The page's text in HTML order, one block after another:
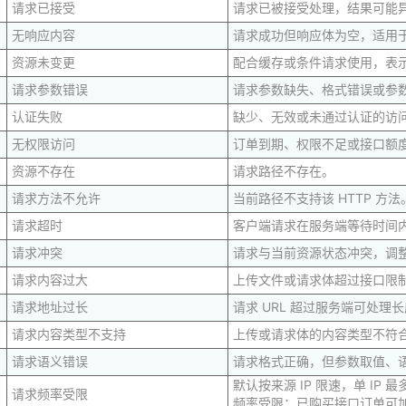
请求已接受
请求已被接受处理，结果可能
无响应内容
请求成功但响应体为空，适用
资源未变更
配合缓存或条件请求使用，表
请求参数错误
请求参数缺失、格式错误或参
认证失败
缺少、无效或未通过认证的访
无权限访问
订单到期、权限不足或接口额
资源不存在
请求路径不存在。
请求方法不允许
当前路径不支持该 HTTP 方法
请求超时
客户端请求在服务端等待时间
请求冲突
请求与当前资源状态冲突，调
请求内容过大
上传文件或请求体超过接口限
请求地址过长
请求 URL 超过服务端可处理
请求内容类型不支持
上传或请求体的内容类型不符
请求语义错误
请求格式正确，但参数取值、
请求频率受限
默认按来源 IP 限速，单 IP 最
频率受限；已购买接口订单可